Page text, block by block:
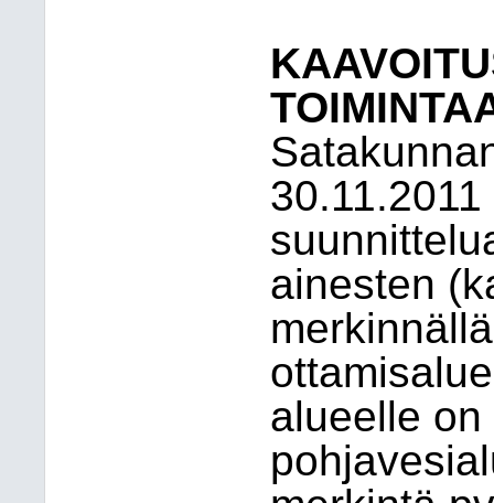
ainesten
alueelle